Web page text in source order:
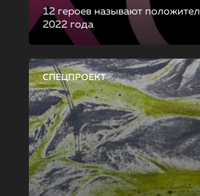
12 героев называют
2022 года
СПЕЦПРОЕКТ